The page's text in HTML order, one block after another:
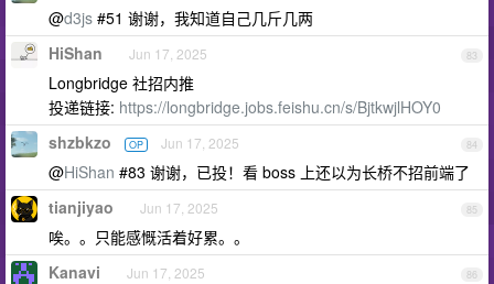
@d3js #51 谢谢，我知道自己几斤几两
83
HiShan Jun 17, 2025
Longbridge 社招内推
投递链接: https://longbridge.jobs.feishu.cn/s/BjtkwjlHOY0
84
shzbkzo OP Jun 17, 2025
@HiShan #83 谢谢，已投！看 boss 上还以为长桥不招前端了
85
tianjiyao Jun 17, 2025
唉。。只能感慨活着好累。。
86
Kanavi Jun 17, 2025